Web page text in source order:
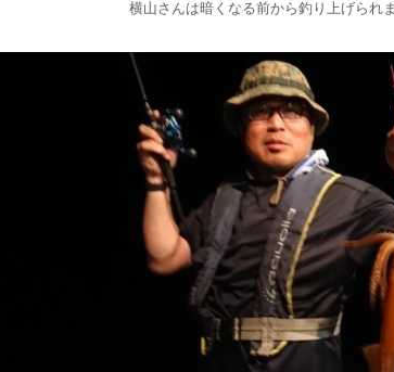
横山さんは暗くなる前から釣り上げられま